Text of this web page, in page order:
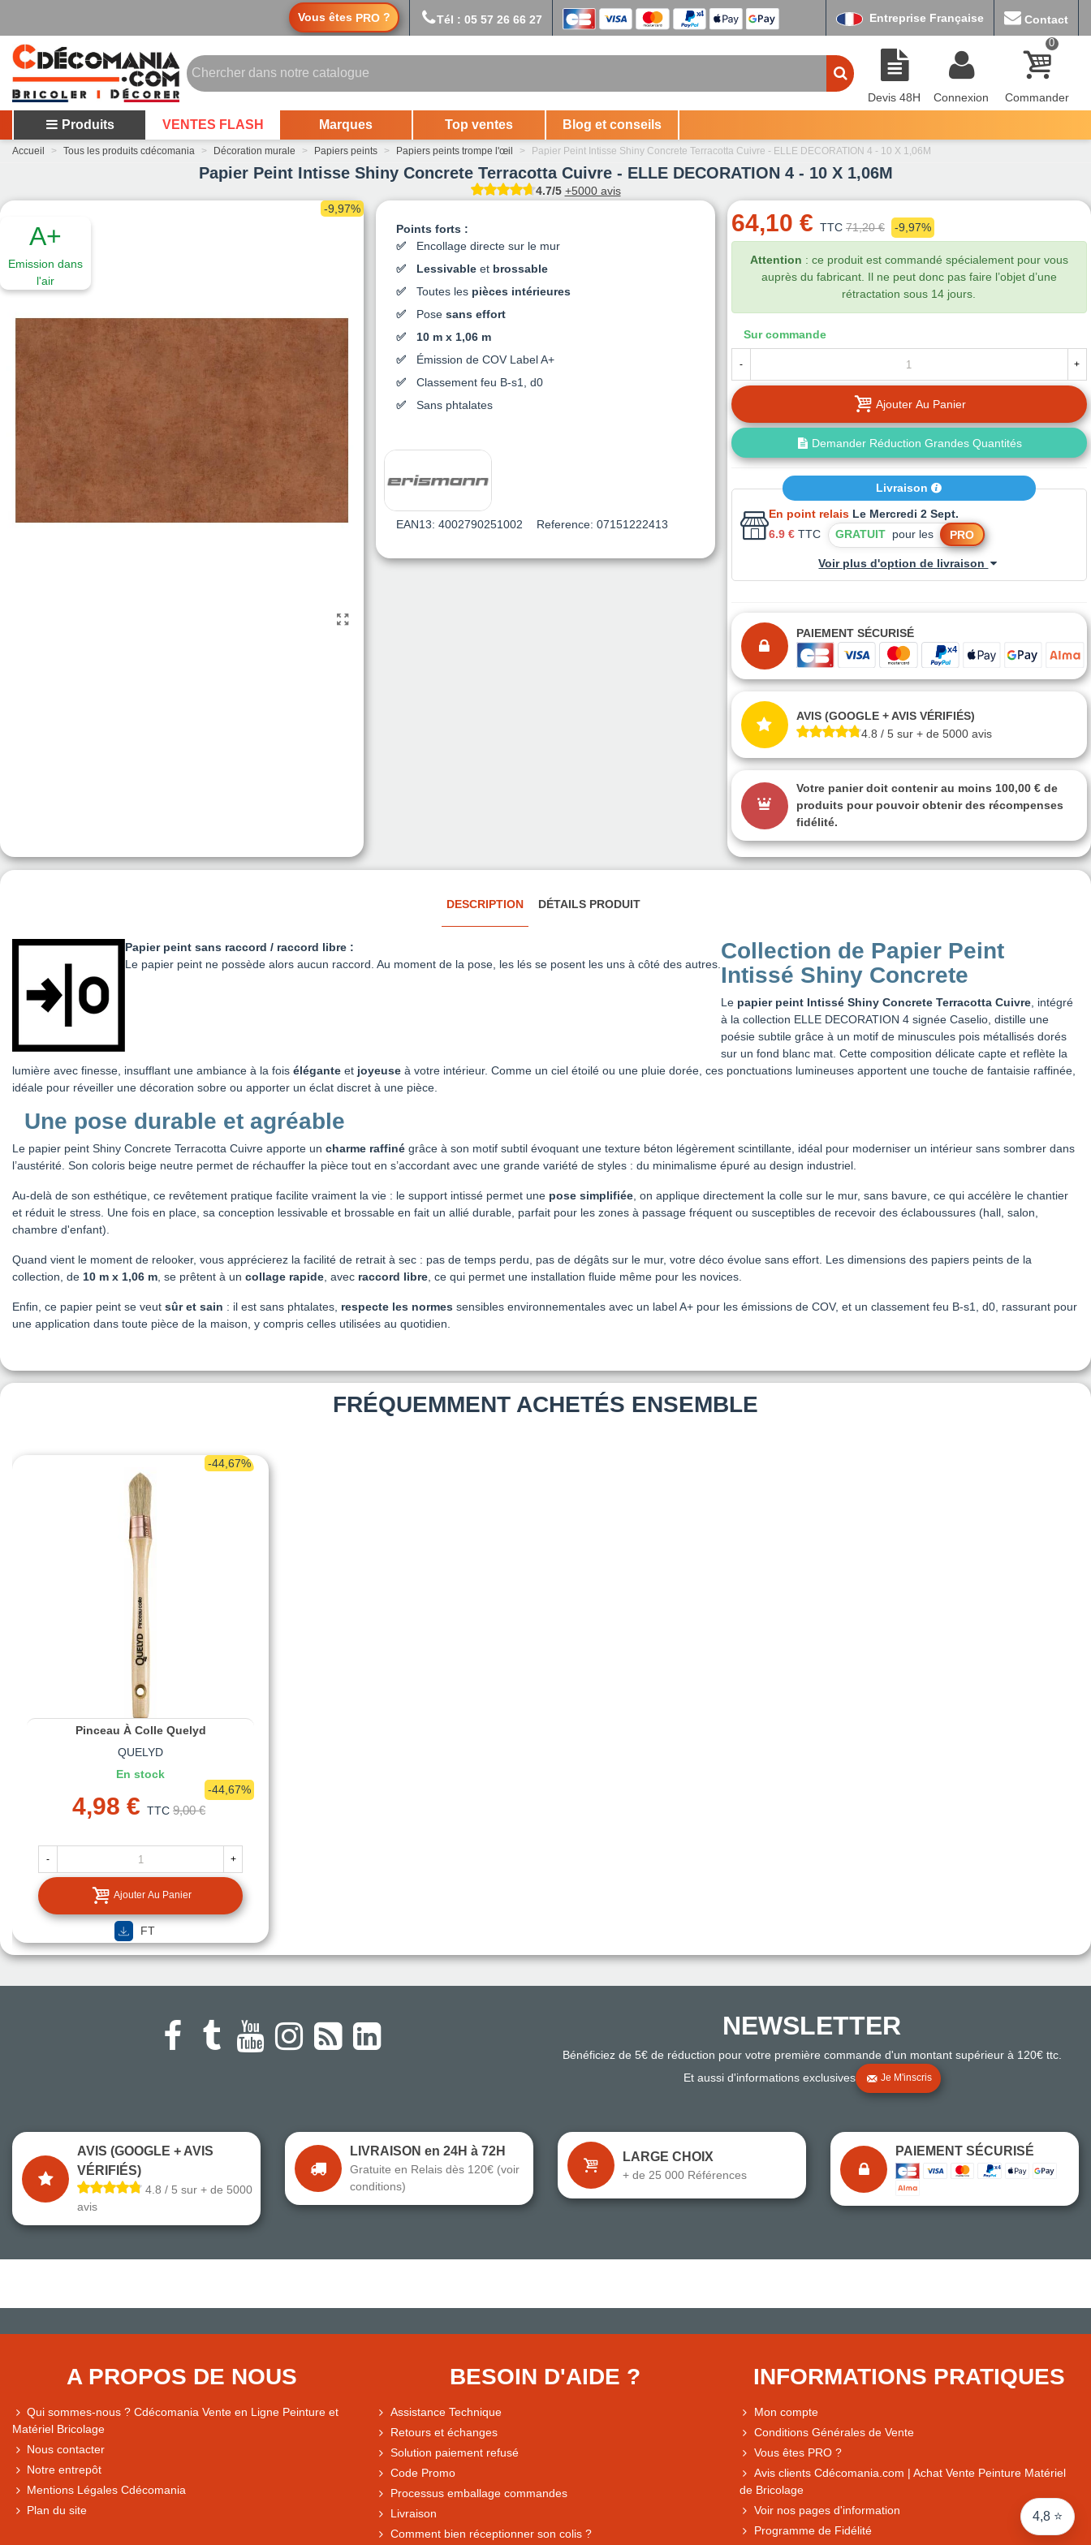
Vous êtes PRO ? Tél : 05 57 26 66 27 Entreprise Française Contact
Devis 48H Connexion
0
Commander
Produits VENTES FLASH Marques Top ventes Blog et conseils
Accueil > Tous les produits cdécomania > Décoration murale > Papiers peints > Papiers peints trompe l'œil > Papier Peint Intisse Shiny Concrete Terracotta Cuivre - ELLE DECORATION 4 - 10 X 1,06M
Papier Peint Intisse Shiny Concrete Terracotta Cuivre - ELLE DECORATION 4 - 10 X 1,06M
4.7/5 +5000 avis
A+
Emission dans
l'air
-9,97%
Points forts :
Encollage directe sur le mur
Lessivableet brossable
Toutes les pièces intérieures
Pose sans effort
10 m x 1,06 m
Émission de COV Label A+
Classement feu B-s1, d0
Sans phtalates
EAN13: 4002790251002 Reference: 07151222413
64,10 € TTC 71,20 € -9,97%
Attention : ce produit est commandé spécialement pour vous
auprès du fabricant. Il ne peut donc pas faire l’objet d’une
rétractation sous 14 jours.
Sur commande
- +
Ajouter Au Panier
Demander Réduction Grandes Quantités
Livraison
En point relais Le Mercredi 2 Sept.
6.9 € TTC GRATUITpour les PRO
Voir plus d'option de livraison
PAIEMENT SÉCURISÉ
AVIS (GOOGLE + AVIS VÉRIFIÉS)
4.8 / 5 sur + de 5000 avis
Votre panier doit contenir au moins 100,00 € de
produits pour pouvoir obtenir des récompenses
fidélité.
DESCRIPTION DÉTAILS PRODUIT
Papier peint sans raccord / raccord libre :
Le papier peint ne possède alors aucun raccord. Au moment de la pose, les lés se posent les uns à côté des autres.
Collection de Papier Peint
Intissé Shiny Concrete
Le papier peint Intissé Shiny Concrete Terracotta Cuivre, intégré
à la collection ELLE DECORATION 4 signée Caselio, distille une
poésie subtile grâce à un motif de minuscules pois métallisés dorés
sur un fond blanc mat. Cette composition délicate capte et reflète la
lumière avec finesse, insufflant une ambiance à la fois élégante et joyeuse à votre intérieur. Comme un ciel étoilé ou une pluie dorée, ces ponctuations lumineuses apportent une touche de fantaisie raffinée,
idéale pour réveiller une décoration sobre ou apporter un éclat discret à une pièce.
Une pose durable et agréable
Le papier peint Shiny Concrete Terracotta Cuivre apporte un charme raffiné grâce à son motif subtil évoquant une texture béton légèrement scintillante, idéal pour moderniser un intérieur sans sombrer dans
l’austérité. Son coloris beige neutre permet de réchauffer la pièce tout en s’accordant avec une grande variété de styles : du minimalisme épuré au design industriel.
Au-delà de son esthétique, ce revêtement pratique facilite vraiment la vie : le support intissé permet une pose simplifiée, on applique directement la colle sur le mur, sans bavure, ce qui accélère le chantier
et réduit le stress. Une fois en place, sa conception lessivable et brossable en fait un allié durable, parfait pour les zones à passage fréquent ou susceptibles de recevoir des éclaboussures (hall, salon,
chambre d'enfant).
Quand vient le moment de relooker, vous apprécierez la facilité de retrait à sec : pas de temps perdu, pas de dégâts sur le mur, votre déco évolue sans effort. Les dimensions des papiers peints de la
collection, de 10 m x 1,06 m, se prêtent à un collage rapide, avec raccord libre, ce qui permet une installation fluide même pour les novices.
Enfin, ce papier peint se veut sûr et sain : il est sans phtalates, respecte les normes sensibles environnementales avec un label A+ pour les émissions de COV, et un classement feu B-s1, d0, rassurant pour
une application dans toute pièce de la maison, y compris celles utilisées au quotidien.
FRÉQUEMMENT ACHETÉS ENSEMBLE
-44,67%
Pinceau À Colle Quelyd
QUELYD
En stock
4,98 € TTC 9,00 €
-44,67%
- +
Ajouter Au Panier
FT
4,8 ⭐
● Exceptionnel
● Exceptionnel
CB, PayPal 4x, Google Pay, Apple Pay, Alma
NEWSLETTER
Bénéficiez de 5€ de réduction pour votre première commande d'un montant supérieur à 120€ ttc.
Et aussi d'informations exclusives
Je M'inscris
AVIS (GOOGLE + AVIS
VÉRIFIÉS)
4.8 / 5 sur + de 5000
avis
LIVRAISON en 24H à 72H
Gratuite en Relais dès 120€ (voir
conditions)
LARGE CHOIX
+ de 25 000 Références
PAIEMENT SÉCURISÉ
A PROPOS DE NOUS
Qui sommes-nous ? Cdécomania Vente en Ligne Peinture et
Matériel Bricolage
Nous contacter
Notre entrepôt
Mentions Légales Cdécomania
Plan du site
BESOIN D'AIDE ?
Assistance Technique
Retours et échanges
Solution paiement refusé
Code Promo
Processus emballage commandes
Livraison
Comment bien réceptionner son colis ?
INFORMATIONS PRATIQUES
Mon compte
Conditions Générales de Vente
Vous êtes PRO ?
Avis clients Cdécomania.com | Achat Vente Peinture Matériel
de Bricolage
Voir nos pages d'information
Programme de Fidélité